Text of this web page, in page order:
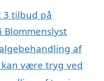
tilbud på
af
være tryg ved